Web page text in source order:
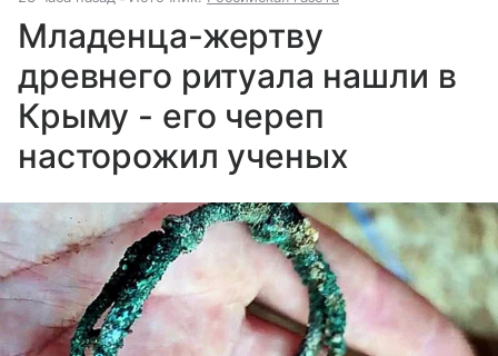
Младенца-жертву
древнего ритуала нашли в
Крыму - его череп
насторожил ученых